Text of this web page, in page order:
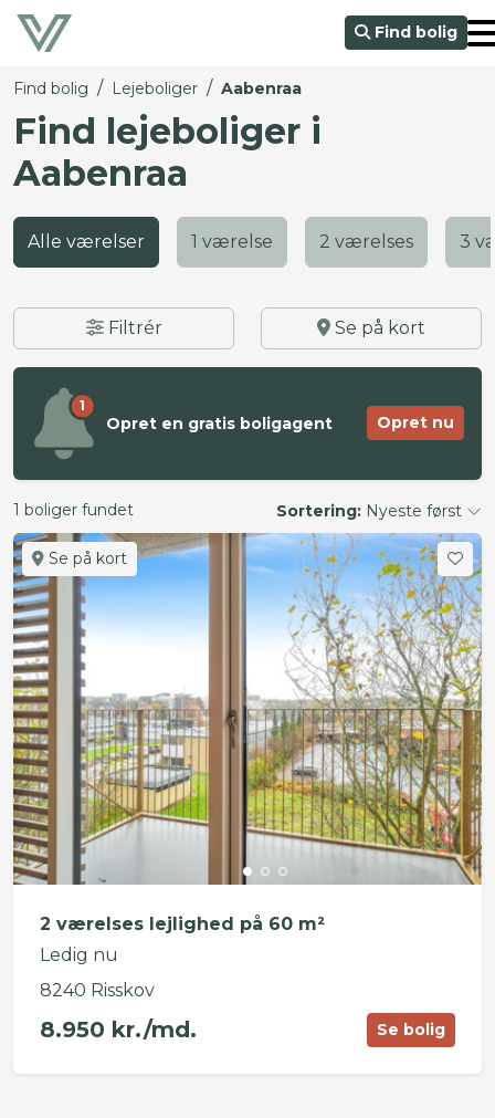
Find bolig
Find bolig / Lejeboliger / Aabenraa
Find lejeboliger i
Aabenraa
Alle værelser 1 værelse 2 værelses 3
Filtrér Se på kort
1
Opret en gratis boligagent Opret nu
1 boliger fundet Sortering: Nyeste først
Se på kort
2 værelses lejlighed på 60 m²
Ledig nu
8240 Risskov
8.950 kr./md. Se bolig